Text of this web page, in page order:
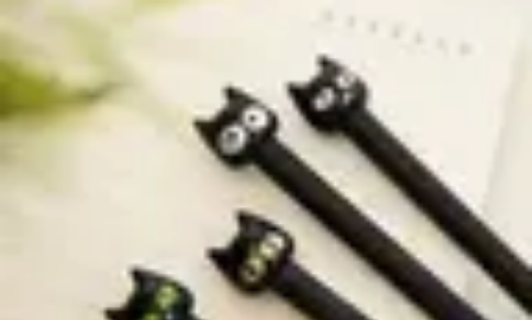
Top Fournitures
Fournitures Scolaires
Écologiques
Top Fournitures